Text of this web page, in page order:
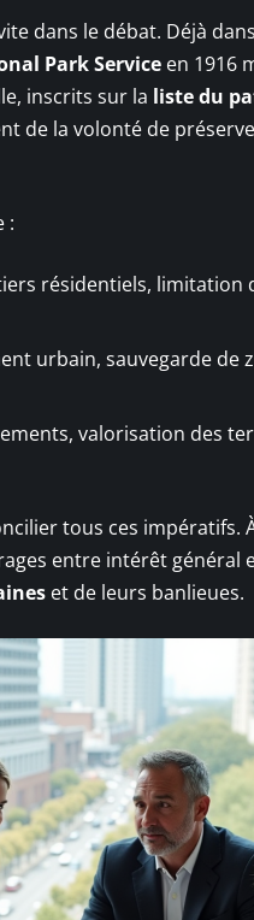
dans le débat. Déjà
Park Service en 1916
inscrits sur la liste du
de la volonté de
:
résidentiels, limitation
urbain, sauvegarde de
valorisation des
tous ces impératifs.
entre intérêt général
et de leurs banlieues.